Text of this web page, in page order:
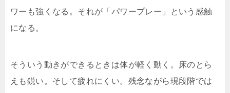
ワーも強くなる。それが「パワープレー」という感触
になる。
そういう動きができるときは体が軽く動く。床のとら
えも鋭い。そして疲れにくい。残念ながら現段階では